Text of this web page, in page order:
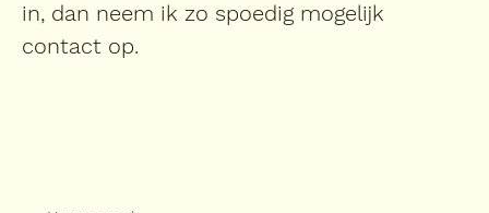
in, dan neem ik zo spoedig mogelijk
contact op.